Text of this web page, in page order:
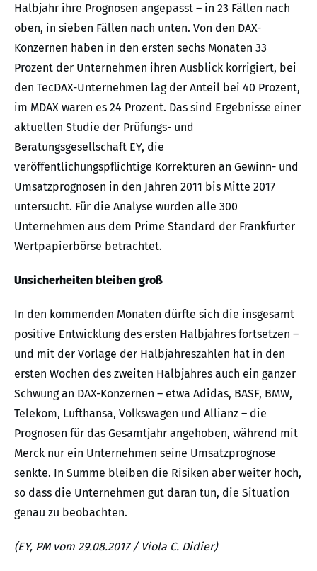
Halbjahr ihre Prognosen angepasst – in 23 Fällen nach
oben, in sieben Fällen nach unten. Von den DAX-
Konzernen haben in den ersten sechs Monaten 33
Prozent der Unternehmen ihren Ausblick korrigiert, bei
den TecDAX-Unternehmen lag der Anteil bei 40 Prozent,
im MDAX waren es 24 Prozent. Das sind Ergebnisse einer
aktuellen Studie der Prüfungs- und
Beratungsgesellschaft EY, die
veröffentlichungspflichtige Korrekturen an Gewinn- und
Umsatzprognosen in den Jahren 2011 bis Mitte 2017
untersucht. Für die Analyse wurden alle 300
Unternehmen aus dem Prime Standard der Frankfurter
Wertpapierbörse betrachtet.
Unsicherheiten bleiben groß
In den kommenden Monaten dürfte sich die insgesamt
positive Entwicklung des ersten Halbjahres fortsetzen –
und mit der Vorlage der Halbjahreszahlen hat in den
ersten Wochen des zweiten Halbjahres auch ein ganzer
Schwung an DAX-Konzernen – etwa Adidas, BASF, BMW,
Telekom, Lufthansa, Volkswagen und Allianz – die
Prognosen für das Gesamtjahr angehoben, während mit
Merck nur ein Unternehmen seine Umsatzprognose
senkte. In Summe bleiben die Risiken aber weiter hoch,
so dass die Unternehmen gut daran tun, die Situation
genau zu beobachten.
(EY, PM vom 29.08.2017 / Viola C. Didier)